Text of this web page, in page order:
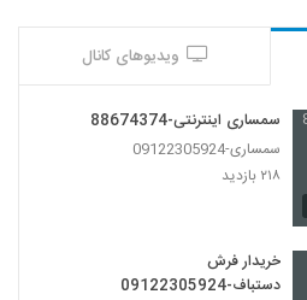
ویدیوهای کانال
سمساری اینترنتی-88674374
سمساری-09122305924
۲۱۸ بازدید
خریدار فرش
دستباف-09122305924